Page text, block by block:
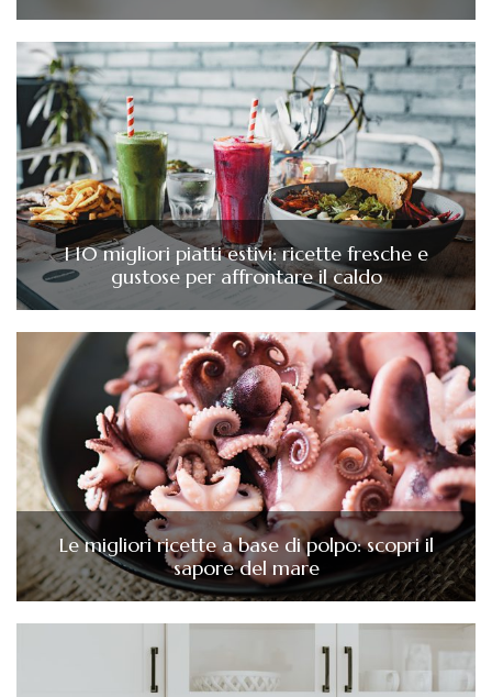
I 10 migliori piatti estivi: ricette fresche e
gustose per affrontare il caldo
Le migliori ricette a base di polpo: scopri il
sapore del mare